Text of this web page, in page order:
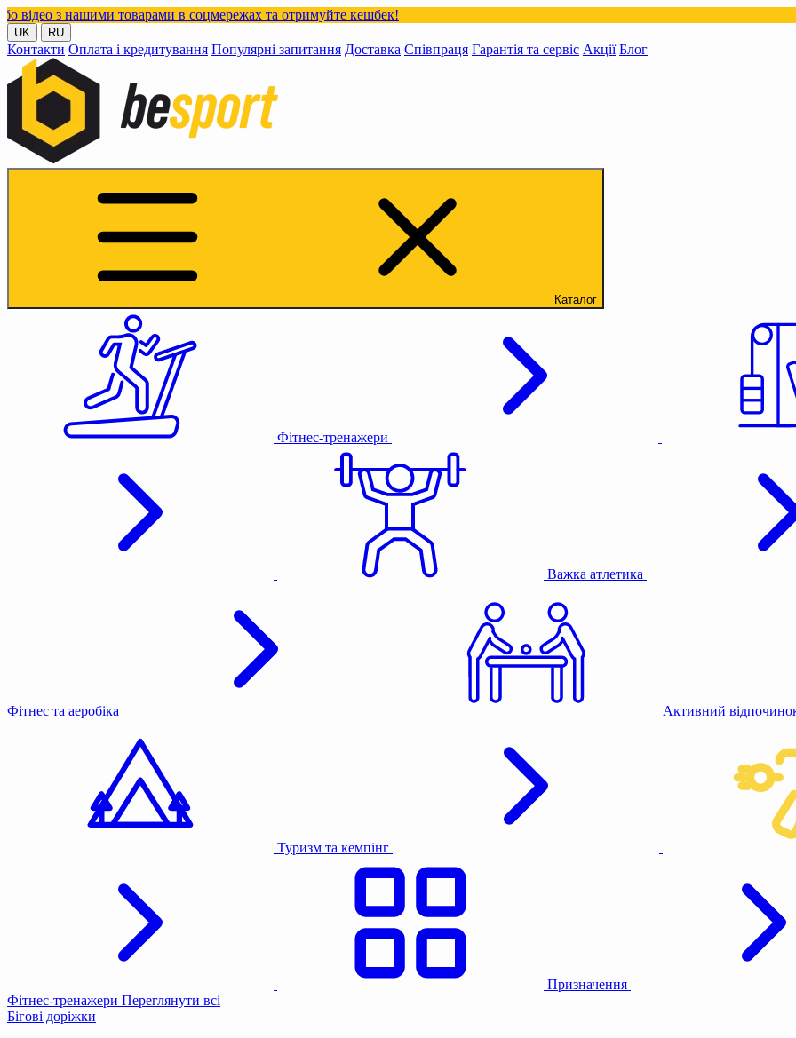
товарами в соцмережах та отримуйте кешбек!
UK RU
Контакти Оплата і кредитування Популярні запитання Доставка Співпраця Гарантія та сервіс Акції Блог
Каталог
Фітнес-тренажери
Важка атлетика
Фітнес та аеробіка Активний
Туризм та кемпінг
Призначення
Фітнес-тренажери Переглянути всі
Бігові доріжки